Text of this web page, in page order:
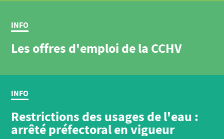
INFO
Les offres d'emploi de la CCHV
INFO
Restrictions des usages de l'eau :
arrêté préfectoral en vigueur